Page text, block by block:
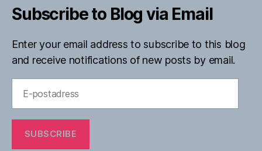
Subscribe to Blog via Email
Enter your email address to subscribe to this blog
and receive notifications of new posts by email.
postadress
SUBSCRIBE